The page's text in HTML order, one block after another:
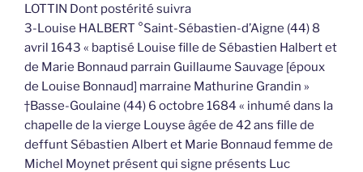
LOTTIN Dont postérité suivra
3-Louise HALBERT °Saint-Sébastien-d’Aigne (44) 8
avril 1643 « baptisé Louise fille de Sébastien Halbert et
de Marie Bonnaud parrain Guillaume Sauvage [époux
de Louise Bonnaud] marraine Mathurine Grandin »
†Basse-Goulaine (44) 6 octobre 1684 « inhumé dans la
chapelle de la vierge Louyse âgée de 42 ans fille de
deffunt Sébastien Albert et Marie Bonnaud femme de
Michel Moynet présent qui signe présents Luc